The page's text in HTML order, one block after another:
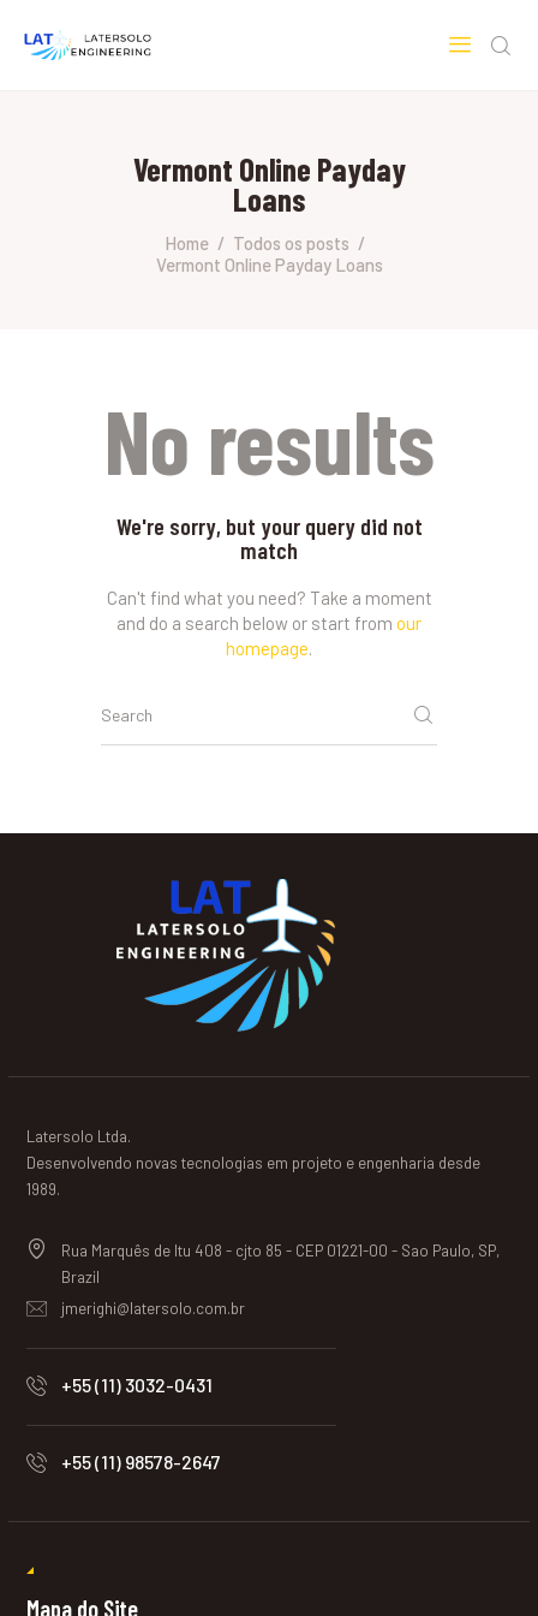
Vermont Online Payday
Loans
Home
Todos os posts
Vermont Online Payday Loans
HOME
SOBRE A LATERSOLO
ENGINEERING
MERCADOS & SERVIÇOS
No results
We're sorry, but your query did not
match
Can't find what you need? Take a moment
and do a search below or start from our
homepage.
Latersolo Ltda.
Desenvolvendo novas tecnologias em projeto e engenharia desde
1989.
Rua Marquês de Itu 408 - cjto 85 - CEP 01221-00 - Sao Paulo, SP,
Brazil
jmerighi@latersolo.com.br
+55 (11) 3032-0431
+55 (11) 98578-2647
Mapa do Site